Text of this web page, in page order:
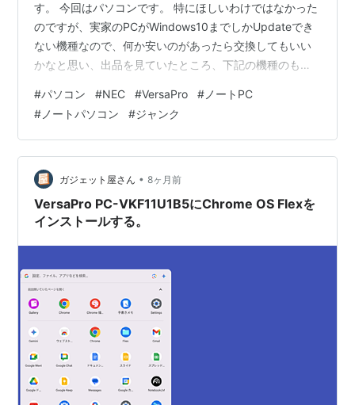
す。 今回はパソコンです。 特にほしいわけではなかった
のですが、実家のPCがWindows10までしかUpdateでき
ない機種なので、何か安いのがあったら交換してもいい
かなと思い、出品を見ていたところ、下記の機種のもの
種で、CPUはCore i3-8145Uを搭載したWindows11を実
装できるほぼ最下位ランクと思われる機種です。 なぜこ
れを落札したかというと、Windows11の搭載はもちろ
ん、古い機種のわりに結構きれいだったからです。 キー
ボードの上あたりに何かシミのよ…
#パソコン #NEC #VersaPro # ノートPC
# ノートパソコン #ジャンク
ガジェット屋さん • 8ヶ月前
VersaPro PC-VKF11U1B5にChrome OS Flexを
インストールする。